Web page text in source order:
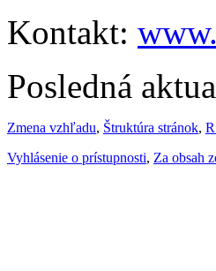
Kontakt:
Posledná
Zmena vzhľadu, Štruktúra stránok,
Vyhlásenie o prístupnosti, Za obsah